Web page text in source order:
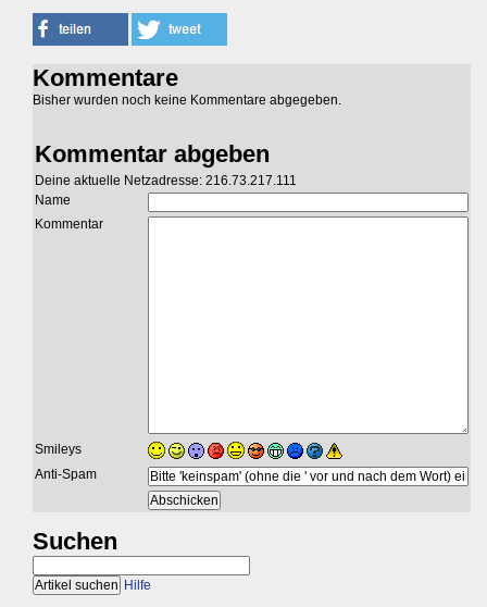
Kommentare
Bisher wurden noch keine Kommentare abgegeben.
Kommentar abgeben
Deine aktuelle Netzadresse: 216.73.217.111
Name
Kommentar
Smileys
Anti-Spam
Suchen
Hilfe